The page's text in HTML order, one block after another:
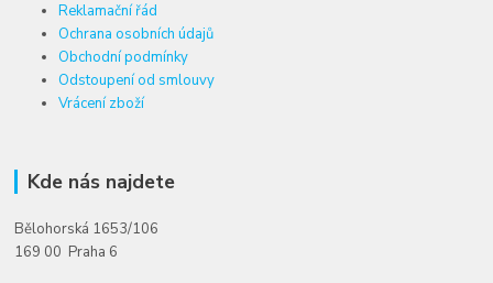
Reklamační řád
Ochrana osobních údajů
Obchodní podmínky
Odstoupení od smlouvy
Vrácení zboží
Kde nás najdete
Bělohorská 1653/106
169 00 Praha 6